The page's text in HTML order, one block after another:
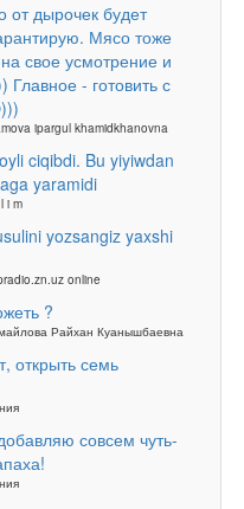
от дырочек будет
Мясо тоже
свое усмотрение и
Главное - готовить с
ipargul khamidkhanovna
ciqibdi. Bu yiyiwdan
yaramidi
i m
yozsangiz yaxshi
online
?
Райхан Куанышбаевна
открыть семь
совсем чуть-